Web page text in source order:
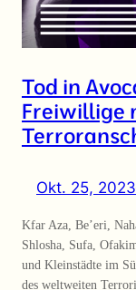
Tod in
Freiwillige
Okt. 25, 2023
Kfar Aza, Be’eri,
Shlosha, Sufa,
und Kleinstädte im
des weltweiten